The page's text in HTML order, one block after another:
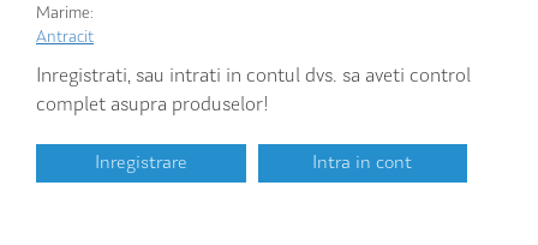
Marime:
Antracit
Inregistrati, sau intrati in contul dvs. sa aveti control
complet asupra produselor!
Inregistrare Intra in cont